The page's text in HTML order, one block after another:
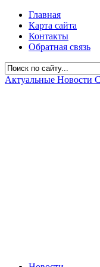
Главная
Карта сайта
Контакты
Обратная связь
Актуальные Новости